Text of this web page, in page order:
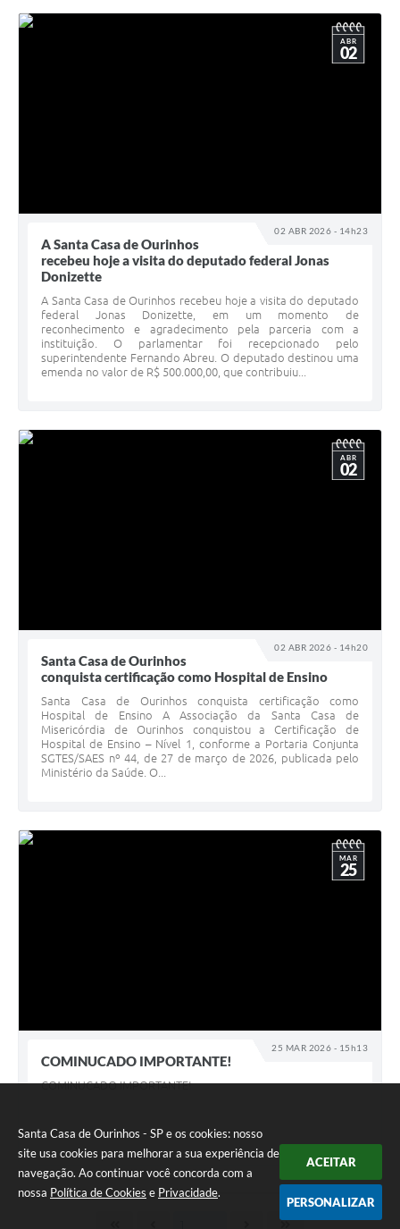
Santa Casa de Ourinhos - SP e os cookies: nosso
site usa cookies para melhorar a sua experiência de
navegação. Ao continuar você concorda com a
nossa Política de Cookies e Privacidade.
ACEITAR
PERSONALIZAR
02 ABR 2026 - 14h23
ABR
02
A Santa Casa de Ourinhos
recebeu hoje a visita do deputado federal Jonas
Donizette
A Santa Casa de Ourinhos recebeu hoje a visita do deputado
federal Jonas Donizette, em um momento de
reconhecimento e agradecimento pela parceria com a
instituição. O parlamentar foi recepcionado pelo
superintendente Fernando Abreu. O deputado destinou uma
emenda no valor de R$ 500.000,00, que contribuiu...
02 ABR 2026 - 14h20
ABR
02
Santa Casa de Ourinhos
conquista certificação como Hospital de Ensino
Santa Casa de Ourinhos conquista certificação como
Hospital de Ensino A Associação da Santa Casa de
Misericórdia de Ourinhos conquistou a Certificação de
Hospital de Ensino – Nível 1, conforme a Portaria Conjunta
SGTES/SAES nº 44, de 27 de março de 2026, publicada pelo
Ministério da Saúde. O...
25 MAR 2026 - 15h13
MAR
25
COMINUCADO IMPORTANTE!
COMINUCADO IMPORTANTE!